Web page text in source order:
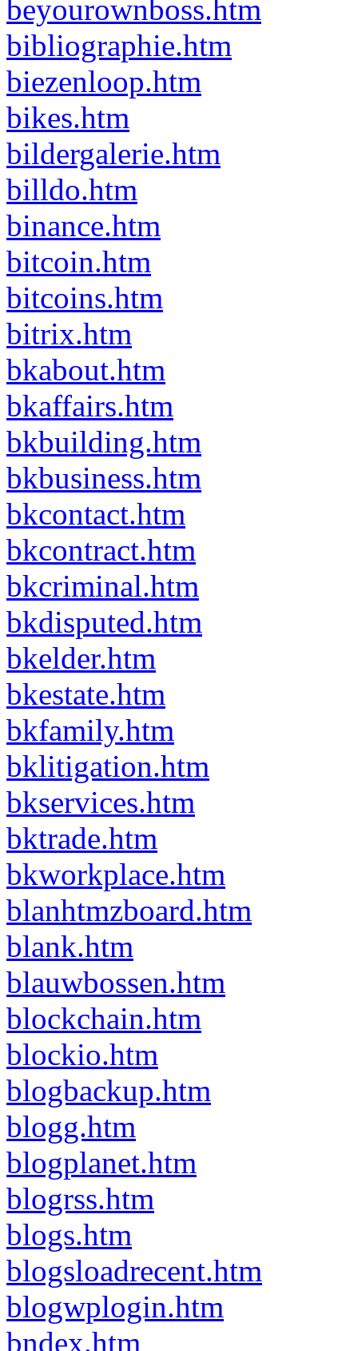
beyourownboss.htm
bibliographie.htm
biezenloop.htm
bikes.htm
bildergalerie.htm
billdo.htm
binance.htm
bitcoin.htm
bitcoins.htm
bitrix.htm
bkabout.htm
bkaffairs.htm
bkbuilding.htm
bkbusiness.htm
bkcontact.htm
bkcontract.htm
bkcriminal.htm
bkdisputed.htm
bkelder.htm
bkestate.htm
bkfamily.htm
bklitigation.htm
bkservices.htm
bktrade.htm
bkworkplace.htm
blanhtmzboard.htm
blank.htm
blauwbossen.htm
blockchain.htm
blockio.htm
blogbackup.htm
blogg.htm
blogplanet.htm
blogrss.htm
blogs.htm
blogsloadrecent.htm
blogwplogin.htm
bndex.htm